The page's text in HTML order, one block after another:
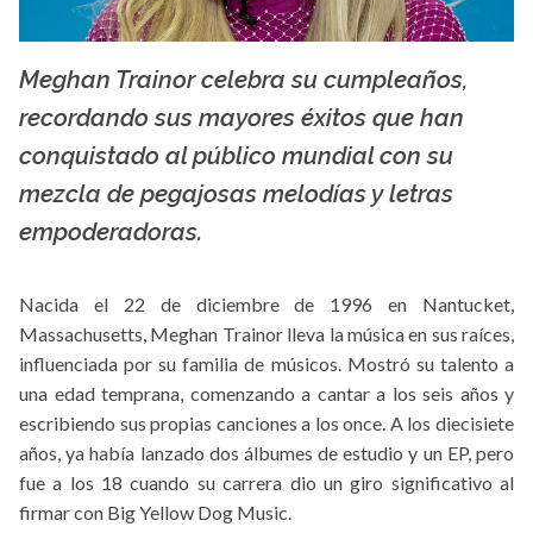
La X mas música
Meghan Trainor celebra su cumpleaños,
recordando sus mayores éxitos que han
conquistado al público mundial con su
mezcla de pegajosas melodías y letras
empoderadoras.
Nacida el 22 de diciembre de 1996 en Nantucket,
Massachusetts, Meghan Trainor lleva la música en sus raíces,
influenciada por su familia de músicos. Mostró su talento a
una edad temprana, comenzando a cantar a los seis años y
escribiendo sus propias canciones a los once. A los diecisiete
años, ya había lanzado dos álbumes de estudio y un EP, pero
fue a los 18 cuando su carrera dio un giro significativo al
firmar con Big Yellow Dog Music.